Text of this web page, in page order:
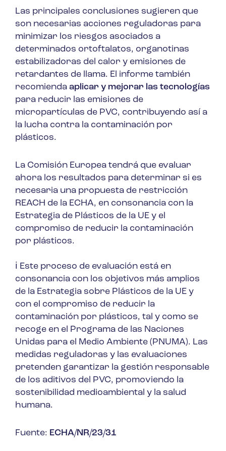
Las principales conclusiones sugieren que
son necesarias acciones reguladoras para
minimizar los riesgos asociados a
determinados ortoftalatos, organotinas
estabilizadoras del calor y emisiones de
retardantes de llama. El informe también
recomienda aplicar y mejorar las tecnologías
para reducir las emisiones de
micropartículas de PVC, contribuyendo así a
la lucha contra la contaminación por
plásticos.
La Comisión Europea tendrá que evaluar
ahora los resultados para determinar si es
necesaria una propuesta de restricción
REACH de la ECHA, en consonancia con la
Estrategia de Plásticos de la UE y el
compromiso de reducir la contaminación
por plásticos.
ℹ️ Este proceso de evaluación está en
consonancia con los objetivos más amplios
de la Estrategia sobre Plásticos de la UE y
con el compromiso de reducir la
contaminación por plásticos, tal y como se
recoge en el Programa de las Naciones
Unidas para el Medio Ambiente (PNUMA). Las
medidas reguladoras y las evaluaciones
pretenden garantizar la gestión responsable
de los aditivos del PVC, promoviendo la
sostenibilidad medioambiental y la salud
humana.
Fuente: ECHA/NR/23/31